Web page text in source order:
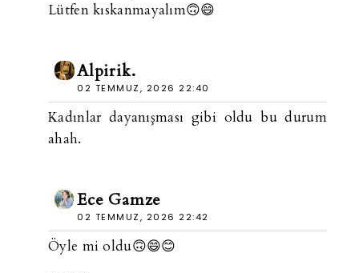
Lütfen kıskanmayalım🙃😄
Alpirik.
02 TEMMUZ, 2026 22:40
Kadınlar dayanışması gibi oldu bu durum
ahah.
Ece Gamze
02 TEMMUZ, 2026 22:42
Öyle mi oldu🙃😄😊